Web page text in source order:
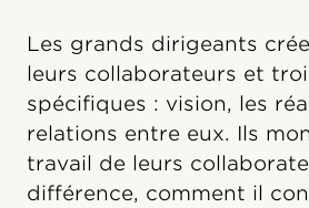
Les grands dirigeants
leurs collaborateurs et
spécifiques : vision, les
relations entre eux. Ils
travail de leurs
différence, comment il